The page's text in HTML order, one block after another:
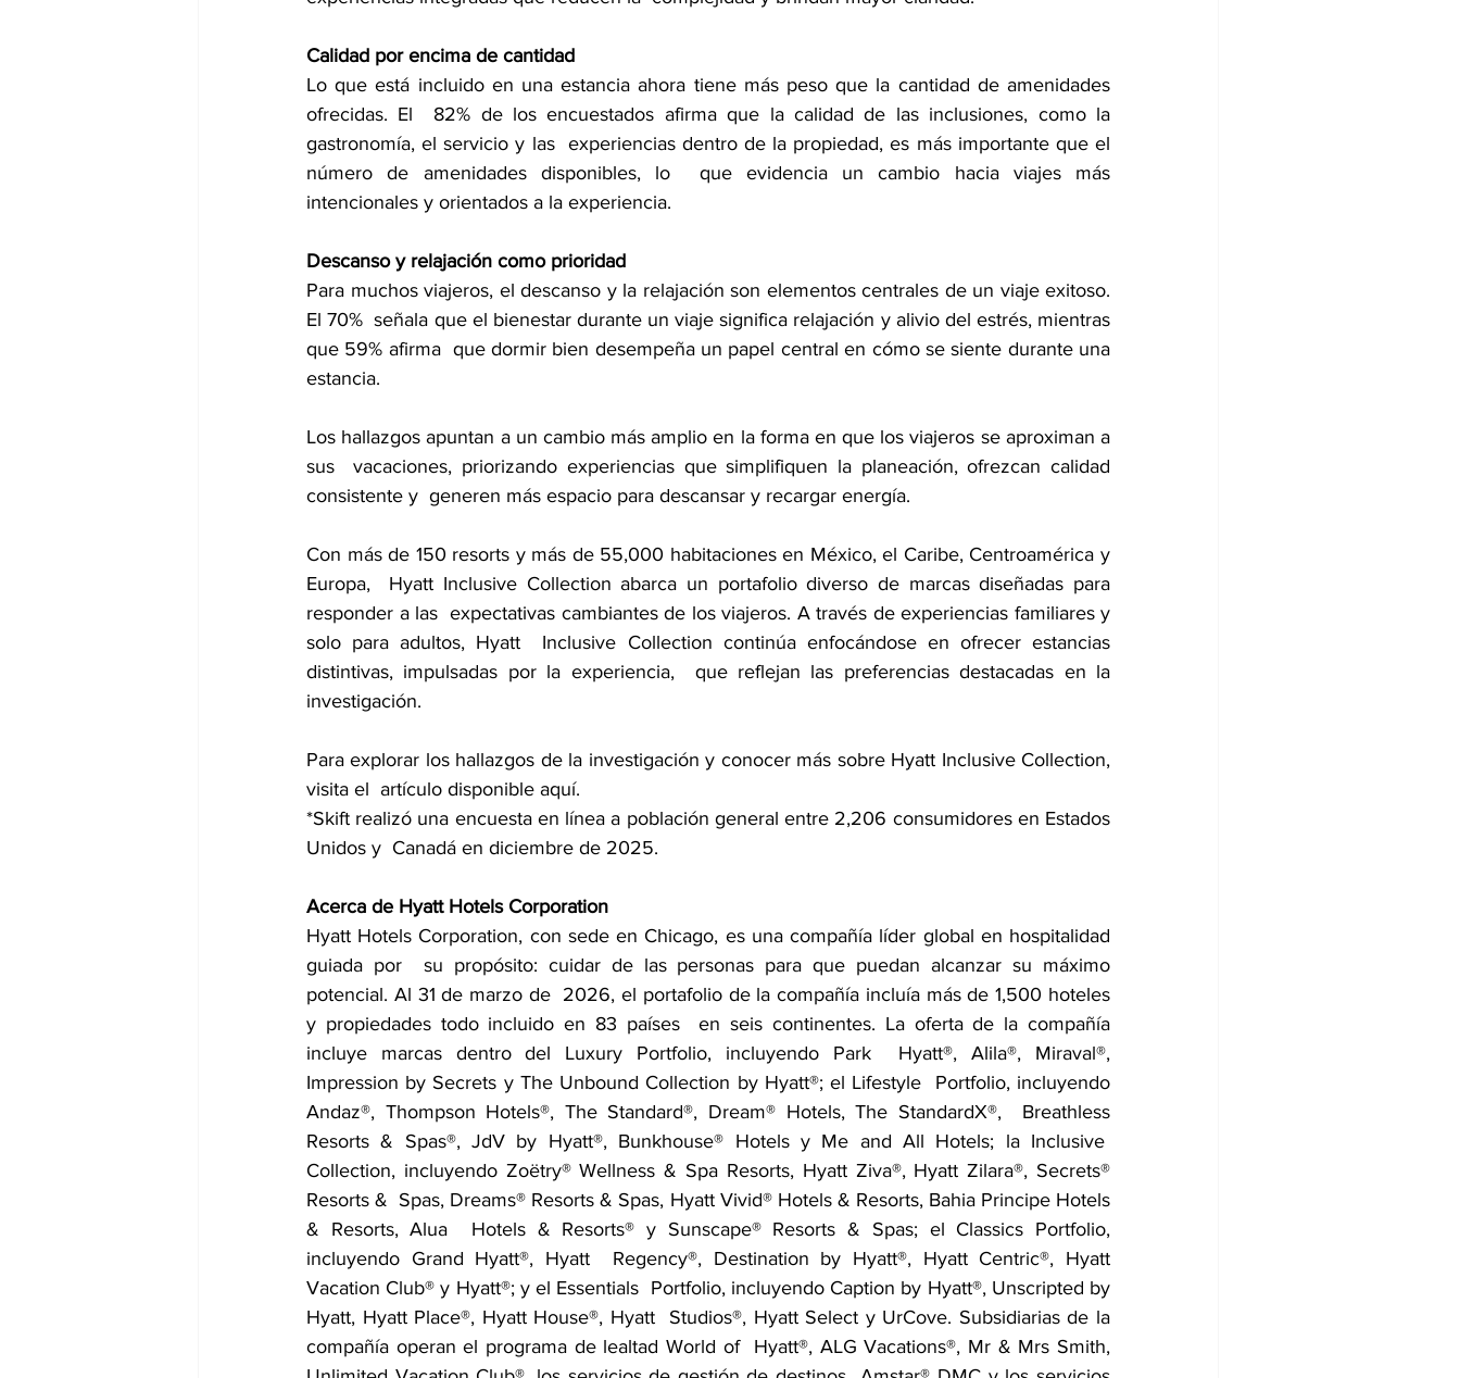
Calidad por encima de cantidad
Lo que está incluido en una estancia ahora tiene más peso que la cantidad de amenidades
ofrecidas. El  82% de los encuestados afirma que la calidad de las inclusiones, como la
gastronomía, el servicio y las  experiencias dentro de la propiedad, es más importante que el
número de amenidades disponibles, lo  que evidencia un cambio hacia viajes más
intencionales y orientados a la experiencia.
Descanso y relajación como prioridad
Para muchos viajeros, el descanso y la relajación son elementos centrales de un viaje exitoso.
El 70%  señala que el bienestar durante un viaje significa relajación y alivio del estrés, mientras
que 59% afirma  que dormir bien desempeña un papel central en cómo se siente durante una
estancia.
Los hallazgos apuntan a un cambio más amplio en la forma en que los viajeros se aproximan a
sus  vacaciones, priorizando experiencias que simplifiquen la planeación, ofrezcan calidad
consistente y  generen más espacio para descansar y recargar energía.
Con más de 150 resorts y más de 55,000 habitaciones en México, el Caribe, Centroamérica y
Europa,  Hyatt Inclusive Collection abarca un portafolio diverso de marcas diseñadas para
responder a las  expectativas cambiantes de los viajeros. A través de experiencias familiares y
solo para adultos, Hyatt  Inclusive Collection continúa enfocándose en ofrecer estancias
distintivas, impulsadas por la experiencia,  que reflejan las preferencias destacadas en la
investigación.
Para explorar los hallazgos de la investigación y conocer más sobre Hyatt Inclusive Collection,
visita el  artículo disponible aquí.
*Skift realizó una encuesta en línea a población general entre 2,206 consumidores en Estados
Unidos y  Canadá en diciembre de 2025.
Acerca de Hyatt Hotels Corporation
Hyatt Hotels Corporation, con sede en Chicago, es una compañía líder global en hospitalidad
guiada por  su propósito: cuidar de las personas para que puedan alcanzar su máximo
potencial. Al 31 de marzo de  2026, el portafolio de la compañía incluía más de 1,500 hoteles
y propiedades todo incluido en 83 países  en seis continentes. La oferta de la compañía
incluye marcas dentro del Luxury Portfolio, incluyendo Park  Hyatt®, Alila®, Miraval®,
Impression by Secrets y The Unbound Collection by Hyatt®; el Lifestyle  Portfolio, incluyendo
Andaz®, Thompson Hotels®, The Standard®, Dream® Hotels, The StandardX®,  Breathless
Resorts & Spas®, JdV by Hyatt®, Bunkhouse® Hotels y Me and All Hotels; la Inclusive
Collection, incluyendo Zoëtry® Wellness & Spa Resorts, Hyatt Ziva®, Hyatt Zilara®, Secrets®
Resorts &  Spas, Dreams® Resorts & Spas, Hyatt Vivid® Hotels & Resorts, Bahia Principe Hotels
& Resorts, Alua  Hotels & Resorts® y Sunscape® Resorts & Spas; el Classics Portfolio,
incluyendo Grand Hyatt®, Hyatt  Regency®, Destination by Hyatt®, Hyatt Centric®, Hyatt
Vacation Club® y Hyatt®; y el Essentials  Portfolio, incluyendo Caption by Hyatt®, Unscripted by
Hyatt, Hyatt Place®, Hyatt House®, Hyatt  Studios®, Hyatt Select y UrCove. Subsidiarias de la
compañía operan el programa de lealtad World of  Hyatt®, ALG Vacations®, Mr & Mrs Smith,